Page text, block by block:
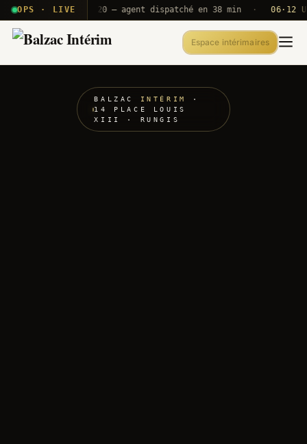
OPS · LIVE
T2E · B71 Push A320 — agent dispatché en 38 min · 06·12 UTC
Espace intérimaires
BALZAC INTÉRIM
·
14 PLACE LOUIS
XIII · RUNGIS